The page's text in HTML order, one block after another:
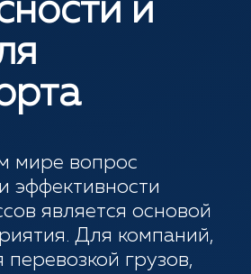
и
мире вопрос
эффективности
является основой
Для компаний,
грузов,